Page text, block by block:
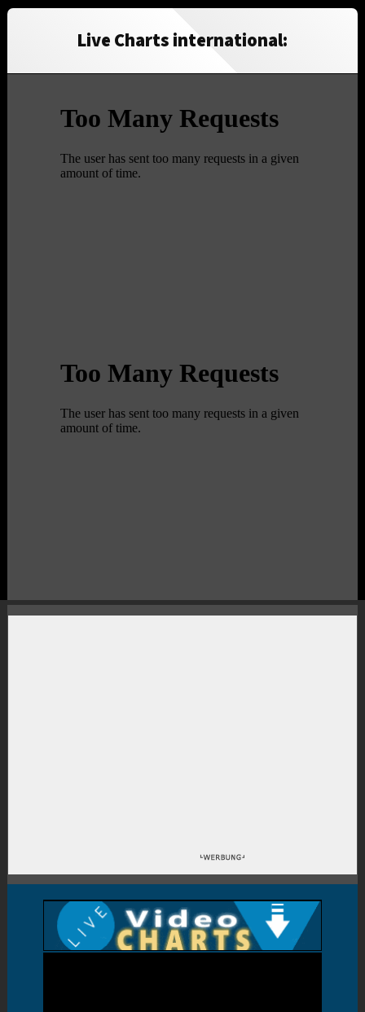
Live Charts international: